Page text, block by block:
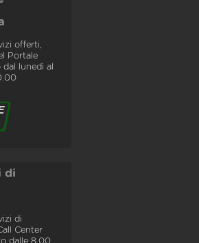
offerti,
Portale
lunedì al
di
di
Center